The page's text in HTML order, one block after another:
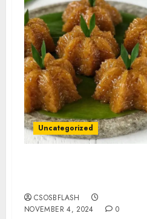
Uncategorized
CSOSBFLASH
NOVEMBER 4, 2024
0